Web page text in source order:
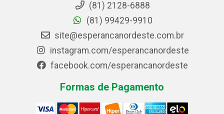
(81) 2128-6888
(81) 99429-9910
site@esperancanordeste.com.br
instagram.com/esperancanordeste
facebook.com/esperancanordeste
Formas de Pagamento